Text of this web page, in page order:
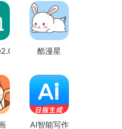
酷漫星
AI智能写作